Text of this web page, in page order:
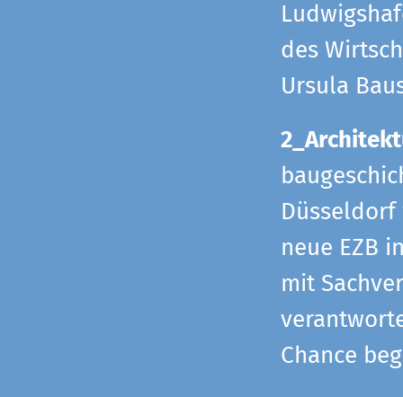
des
Ursula
neue EZB
mit
Chance